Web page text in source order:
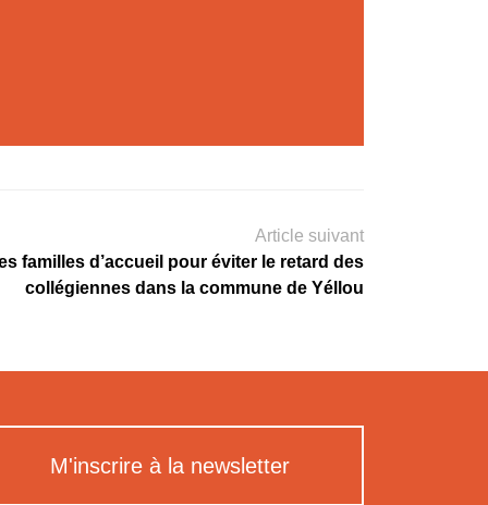
Article suivant
familles d’accueil pour éviter le retard des
collégiennes dans la commune de Yéllou
M'inscrire à la newsletter